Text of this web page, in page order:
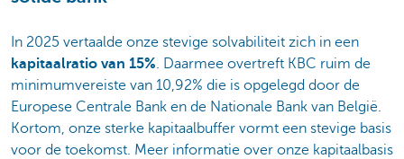
In 2025 vertaalde onze stevige solvabiliteit zich in een
kapitaalratio van 15% . Daarmee overtreft KBC ruim de
minimumvereiste van 10,92% die is opgelegd door de
Europese Centrale Bank en de Nationale Bank van België.
Kortom, onze sterke kapitaalbuffer vormt een stevige basis
voor de toekomst. Meer informatie over onze kapitaalbasis